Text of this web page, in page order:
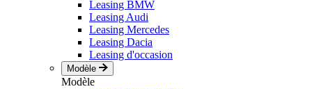
Leasing BMW
Leasing Audi
Leasing Mercedes
Leasing Dacia
Leasing d'occasion
Modèle
Modèle